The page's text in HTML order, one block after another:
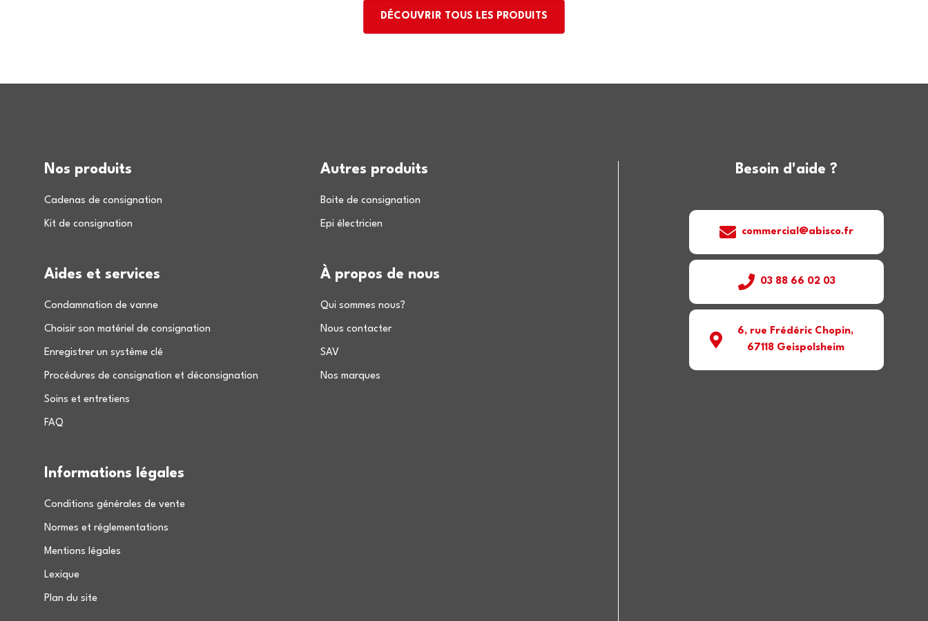
DÉCOUVRIR TOUS LES PRODUITS
Nos produits
Cadenas de consignation
Kit de consignation
Autres produits
Boite de consignation
Epi électricien
Aides et services
Condamnation de vanne
Choisir son matériel de consignation
Enregistrer un système clé
Procédures de consignation et déconsignation
Soins et entretiens
FAQ
À propos de nous
Qui sommes nous?
Nous contacter
SAV
Nos marques
Informations légales
Conditions générales de vente
Normes et réglementations
Mentions légales
Lexique
Plan du site
Besoin d'aide ?
commercial@abisco.fr
03 88 66 02 03
6, rue Frédéric Chopin,
67118 Geispolsheim